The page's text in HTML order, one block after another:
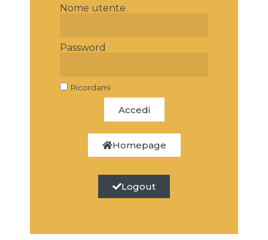
Nome utente
Password
Ricordami
Accedi
Homepage
Logout